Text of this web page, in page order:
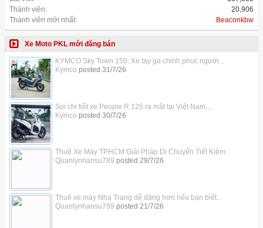
Thành viên:
20,906
Thành viên mới nhất:
Beaconkbw
Xe Moto PKL mới đăng bán
KYMCO Sky Town 150: Xe tay ga chinh phục người...
Kymco posted 31/7/26
Soi chi tiết xe People R 125 ra mắt tại Việt Nam,...
Kymco posted 30/7/26
Thuê Xe Máy TPHCM Giải Pháp Di Chuyển Tiết Kiệm
Quanlynhansu789 posted 29/7/26
Thuê xe máy Nha Trang dễ dàng hơn nếu bạn biết...
Quanlynhansu789 posted 21/7/26